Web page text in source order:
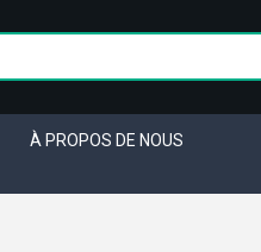
À PROPOS DE NOUS